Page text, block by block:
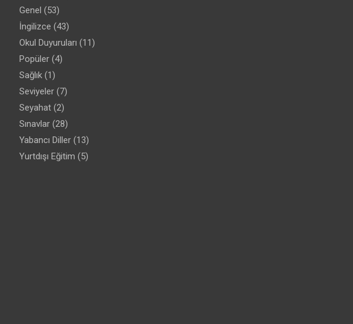
Genel (53)
İngilizce (43)
Okul Duyuruları (11)
Popüler (4)
Sağlık (1)
Seviyeler (7)
Seyahat (2)
Sınavlar (28)
Yabancı Diller (13)
Yurtdışı Eğitim (5)